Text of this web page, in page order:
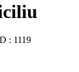
: 1119